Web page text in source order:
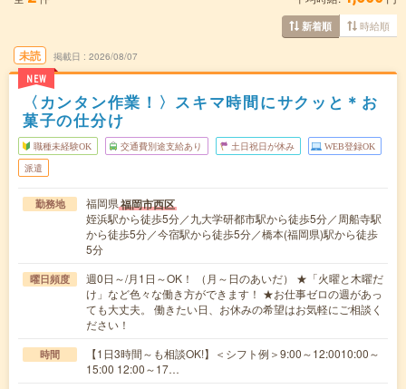
新着順 時給順
未読
NEW
掲載日 2026/08/07
〈カンタン作業！〉スキマ時間にサクッと＊お
菓子の仕分け
職種未経験OK 交通費別途支給あり 土日祝日が休み WEB登録OK
派遣
勤務地 福岡県福岡市西区
姪浜駅から徒歩5分／九大学研都市駅から徒歩5分／周船寺駅
から徒歩5分／今宿駅から徒歩5分／橋本(福岡県)駅から徒歩
5分
曜日頻度
週0日～/月1日～OK！ （月～日のあいだ） ★「火曜と木曜だ
け」など色々な働き方ができます！ ★お仕事ゼロの週があっ
ても大丈夫。 働きたい日、お休みの希望はお気軽にご相談く
ださい！
時間
【1日3時間～も相談OK!】＜シフト例＞9:00～12:0010:00～
15:00 12:00～17…